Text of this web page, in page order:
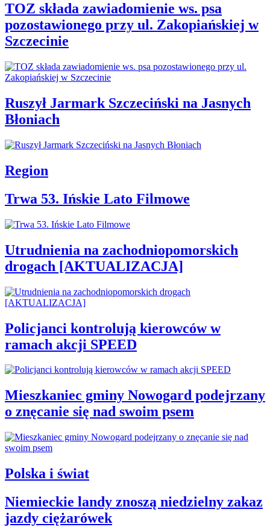
TOZ składa zawiadomienie ws. psa
pozostawionego przy ul. Zakopiańskiej w
Szczecinie
Ruszył Jarmark Szczeciński na Jasnych
Błoniach
Region
Trwa 53. Ińskie Lato Filmowe
Utrudnienia na zachodniopomorskich
drogach [AKTUALIZACJA]
Policjanci kontrolują kierowców w
ramach akcji SPEED
Mieszkaniec gminy Nowogard podejrzany
o znęcanie się nad swoim psem
Polska i świat
Niemieckie landy znoszą niedzielny zakaz
jazdy ciężarówek